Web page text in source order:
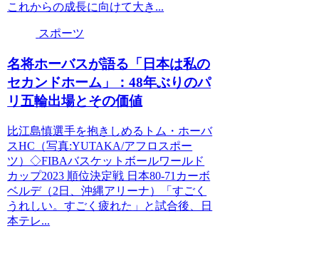
これからの成長に向けて大き...
スポーツ
名将ホーバスが語る「日本は私の
セカンドホーム」：48年ぶりのパ
リ五輪出場とその価値
比江島慎選手を抱きしめるトム・ホーバ
スHC（写真:YUTAKA/アフロスポー
ツ）◇FIBAバスケットボールワールド
カップ2023 順位決定戦 日本80-71カーボ
ベルデ（2日、沖縄アリーナ）「すごく
うれしい。すごく疲れた」と試合後、日
本テレ...